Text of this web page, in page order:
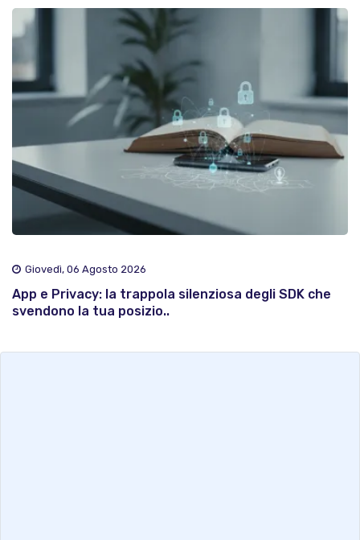
Giovedì, 06 Agosto 2026
App e Privacy: la trappola silenziosa degli SDK che
svendono la tua posizio..